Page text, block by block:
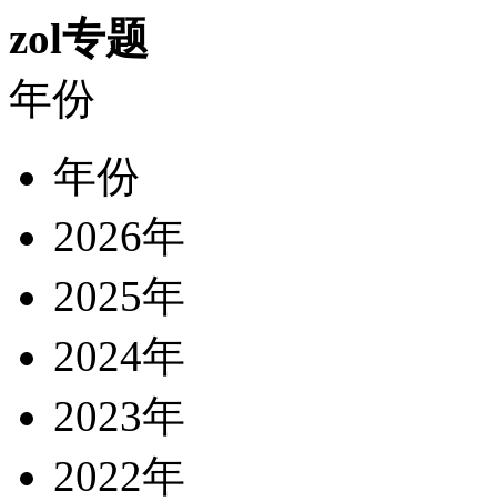
zol专题
年份
年份
2026年
2025年
2024年
2023年
2022年